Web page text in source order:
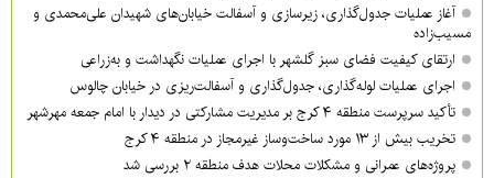
آغاز عملیات جدول‌گذاری، زیرسازی و آسفالت خیابان‌های شهیدان علی‌محمدی و
مسیب‌زاده
ارتقای کیفیت فضای سبز گلشهر با اجرای عملیات نگهداشت و به‌زراعی
اجرای عملیات لوله‌گذاری، جدول‌گذاری و آسفالت‌ریزی در خیابان چالوس
تأکید سرپرست منطقه ۴ کرج بر مدیریت مشارکتی در دیدار با امام جمعه مهرشهر
تخریب بیش از ۱۳ مورد ساخت‌وساز غیرمجاز در منطقه ۴ کرج
پروژه‌های عمرانی و مشکلات محلات هدف منطقه ۲ بررسی شد